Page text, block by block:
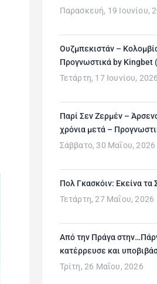
Παρασκευή, 19 Ιουνίου,
Ουζμπεκιστάν –
Προγνωστικά by Kingbet
Τετάρτη, 17 Ιουνίου, 2026
Παρί Σεν Ζερμέν –
χρόνια μετά –
Σάββατο, 30 Μαΐου, 2026
Πολ Γκασκόιν: Εκείνα τα
Τετάρτη, 27 Μαΐου, 2026
Από την Πράγα
κατέρρευσε και
Τρίτη, 26 Μαΐου, 2026